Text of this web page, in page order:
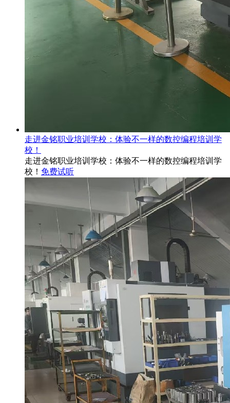
走进金铭职业培训学校：体验不一样的数控编程培训学
校！
走进金铭职业培训学校：体验不一样的数控编程培训学
校！ 免费试听